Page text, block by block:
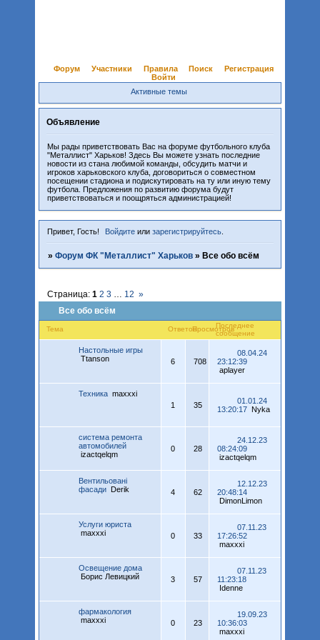
Форум Участники Правила Поиск
Регистрация
Войти
Активные темы
Объявление
Мы рады приветствовать Вас на форуме футбольного клуба
"Металлист" Харьков! Здесь Вы можете узнать последние
новости из стана любимой команды, обсудить матчи и
игроков харьковского клуба, договориться о совместном
посещении стадиона и подискутировать на ту или иную тему
футбола. Предложения по развитию форума будут
приветствоваться и поощряться администрацией!
Привет, Гость! Войдите илизарегистрируйтесь
» Форум ФК "Металлист" Харьков » Все обо всём
Все обо всём
Страница: 1 2 3 … 12 »
Тема ОтветовПросмотровПоследнее
сообщение
Настольные игры
Ttanson
6 708
08.04.24
23:12:39
aplayer
Техника maxxxi
1
35
01.01.24
13:20:17 Nyka
система ремонта
автомобилей
izactqelqm
0 28
24.12.23
08:24:09
izactqelqm
Вентильовані
фасади Derik 4 62
12.12.23
20:48:14
DimonLimon
Услуги юриста
maxxxi
0 33
07.11.23
17:26:52
maxxxi
Освещение дома
Борис Левицкий
3 57
07.11.23
11:23:18
Idenne
фармакология
maxxxi
0 23
19.09.23
10:36:03
maxxxi